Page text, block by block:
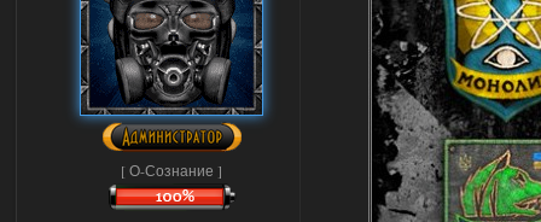
[ О-Сознание ]